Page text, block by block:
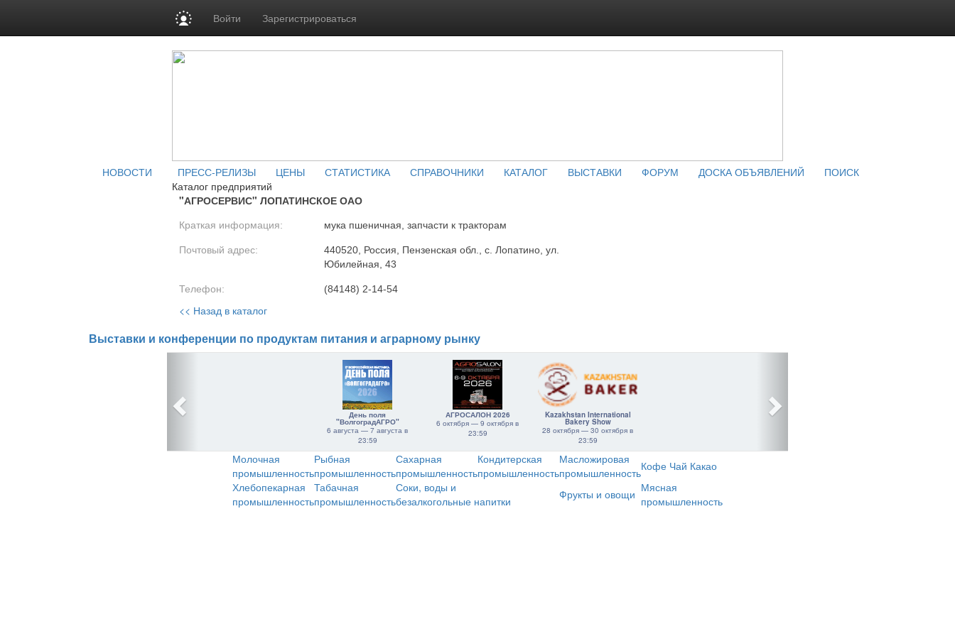
Войти Зарегистрироваться
НОВОСТИ ПРЕСС-РЕЛИЗЫ ЦЕНЫ СТАТИСТИКА СПРАВОЧНИКИ КАТАЛОГ ВЫСТАВКИ ФОРУМ ДОСКА ОБЪЯВЛЕНИЙ
ПОИСК
Каталог предприятий
"АГРОСЕРВИС" ЛОПАТИНСКОЕ ОАО
Краткая информация: мука пшеничная, запчасти к тракторам
Почтовый адрес:
440520, Россия, Пензенская обл., с. Лопатино, ул.
Юбилейная, 43
Телефон: (84148) 2-14-54
<< Назад в каталог
Выставки и конференции по продуктам питания и аграрному рынку
День поля
"ВолгоградАГРО"
6 августа — 7 августа в
23:59
АГРОСАЛОН 2026
6 октября — 9 октября в
23:59
Kazakhstan International
Bakery Show
28 октября — 30 октября в
23:59
Молочная
промышленность
Рыбная
промышленность
Сахарная
промышленность
Кондитерская
промышленность
Масложировая
промышленностьКофе Чай Какао
Хлебопекарная
промышленность
Табачная
промышленность
Соки, воды и
безалкогольные напитки
Фрукты и овощи Мясная
промышленность